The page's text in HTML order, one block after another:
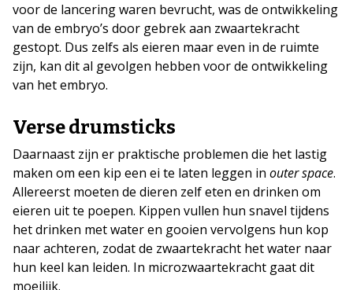
voor de lancering waren bevrucht, was de ontwikkeling
van de embryo’s door gebrek aan zwaartekracht
gestopt. Dus zelfs als eieren maar even in de ruimte
zijn, kan dit al gevolgen hebben voor de ontwikkeling
van het embryo.
Verse drumsticks
Daarnaast zijn er praktische problemen die het lastig
maken om een kip een ei te laten leggen in outer space.
Allereerst moeten de dieren zelf eten en drinken om
eieren uit te poepen. Kippen vullen hun snavel tijdens
het drinken met water en gooien vervolgens hun kop
naar achteren, zodat de zwaartekracht het water naar
hun keel kan leiden. In microzwaartekracht gaat dit
moeilijk.